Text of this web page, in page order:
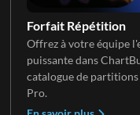
Forfait Répétition
Offrez à votre équipe
puissante dans
catalogue de
Pro.